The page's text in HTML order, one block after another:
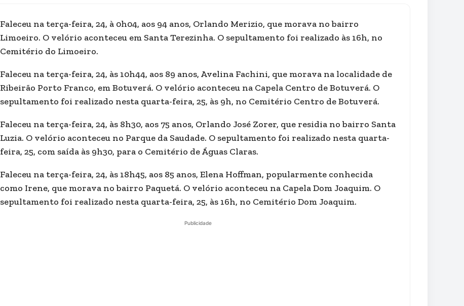
Faleceu na terça-feira, 24, à 0h04, aos 94 anos, Orlando Merizio, que morava no bairro
Limoeiro. O velório aconteceu em Santa Terezinha. O sepultamento foi realizado às 16h, no
Cemitério do Limoeiro.
Faleceu na terça-feira, 24, às 10h44, aos 89 anos, Avelina Fachini, que morava na localidade de
Ribeirão Porto Franco, em Botuverá. O velório aconteceu na Capela Centro de Botuverá. O
sepultamento foi realizado nesta quarta-feira, 25, às 9h, no Cemitério Centro de Botuverá.
Faleceu na terça-feira, 24, às 8h30, aos 75 anos, Orlando José Zorer, que residia no bairro Santa
Luzia. O velório aconteceu no Parque da Saudade. O sepultamento foi realizado nesta quarta-
feira, 25, com saída às 9h30, para o Cemitério de Águas Claras.
Faleceu na terça-feira, 24, às 18h45, aos 85 anos, Elena Hoffman, popularmente conhecida
como Irene, que morava no bairro Paquetá. O velório aconteceu na Capela Dom Joaquim. O
sepultamento foi realizado nesta quarta-feira, 25, às 16h, no Cemitério Dom Joaquim.
Publicidade